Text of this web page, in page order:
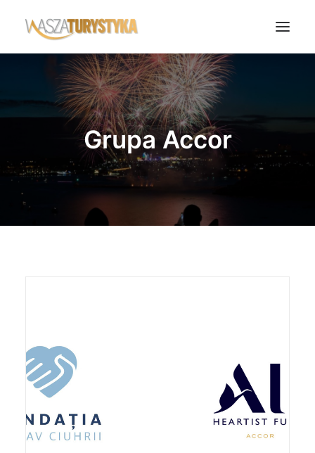
Księga wspomnień
Biura podróży
Noclegi
Polska
Świat
Wyszukiwanie
Grupa Accor